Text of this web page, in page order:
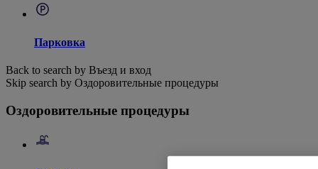
Парковка
Back to search by Въезд и вход
Skip search by Оздоровительные процедуры
Оздоровительные процедуры